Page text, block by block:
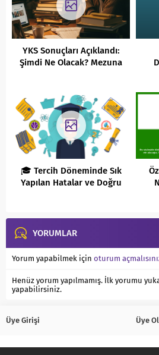
YKS Sonuçları Açıklandı:
Şimdi Ne Olacak? Mezuna
🎓 Tercih Döneminde Sık
Yapılan Hatalar ve Doğru
YORUMLAR
Yorum yapabilmek için oturum
Henüz yorum yapılmamış. İlk yorumu
yapabilirsiniz.
Üye Girişi Üye Ol